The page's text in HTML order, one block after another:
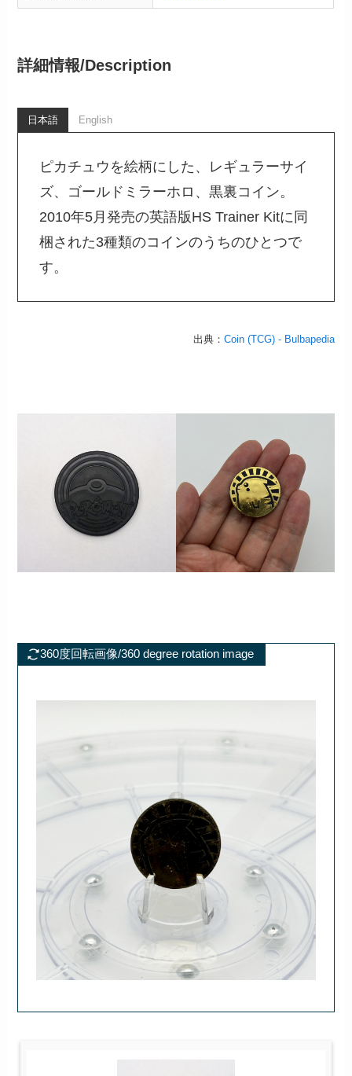
詳細情報/Description
日本語 English
ピカチュウを絵柄にした、レギュラーサイ
ズ、ゴールドミラーホロ、黒裏コイン。
2010年5月発売の英語版HS Trainer Kitに同
梱された3種類のコインのうちのひとつで
す。
出典： Coin (TCG) - Bulbapedia
360度回転画像/360 degree rotation image